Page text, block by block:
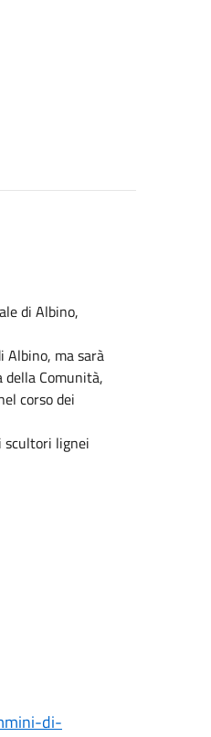
di Albino,
Albino, ma sarà
della Comunità,
corso dei
scultori lignei
di-